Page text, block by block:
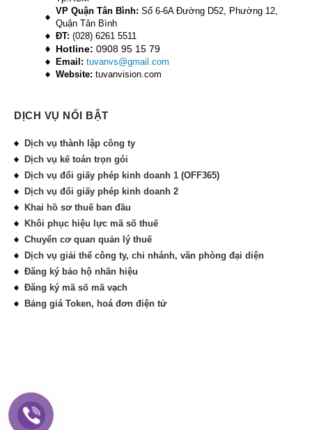
VP Quận Tân Bình: Số 6-6A Đường D52, Phường 12,
Quận Tân Bình
ĐT: (028) 6261 5511
Hotline: 0908 95 15 79
Email: tuvanvs@gmail.com
Website: tuvanvision.com
DỊCH VỤ NỔI BẬT
Dịch vụ thành lập công ty
Dịch vụ kế toán trọn gói
Dịch vụ đổi giấy phép kinh doanh 1 (OFF365)
Dịch vụ đổi giấy phép kinh doanh 2
Khai hồ sơ thuế ban đầu
Khôi phục hiệu lực mã số thuế
Chuyển cơ quan quản lý thuế
Dịch vụ giải thể công ty, chi nhánh, văn phòng đại diện
Đăng ký bảo hộ nhãn hiệu
Đăng ký mã số mã vạch
Bảng giá Token, hoá đơn điện tử